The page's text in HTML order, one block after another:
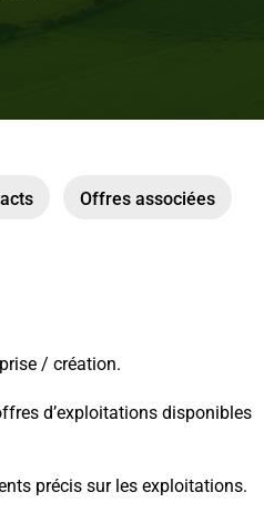
Offres associées
/ création.
d’exploitations disponibles
précis sur les exploitations.